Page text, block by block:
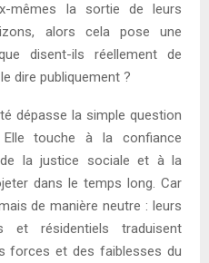
mêmes la sortie de leurs
alors cela pose une
disent-ils réellement de
dire publiquement ?
dépasse la simple question
Elle touche à la confiance
la justice sociale et à la
dans le temps long. Car
de manière neutre : leurs
et résidentiels traduisent
forces et des faiblesses du